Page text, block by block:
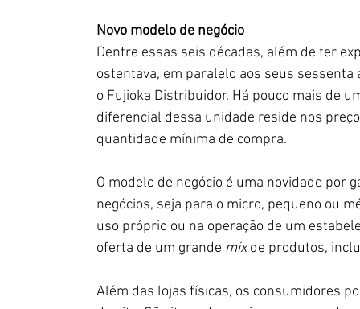
Novo modelo de negócio
Dentre essas seis décadas, além de ter
ostentava, em paralelo aos seus
o Fujioka Distribuidor. Há pouco mais de
diferencial dessa unidade reside nos
quantidade mínima de compra.
O modelo de negócio é uma novidade
negócios, seja para o micro, pequeno ou
uso próprio ou na operação de um
oferta de um grande mix de produtos,
Além das lojas físicas, os consumidores